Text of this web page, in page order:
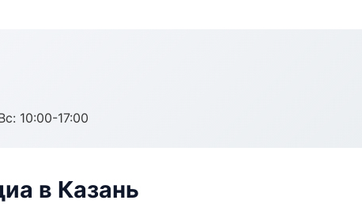
10:00-17:00
в Казань